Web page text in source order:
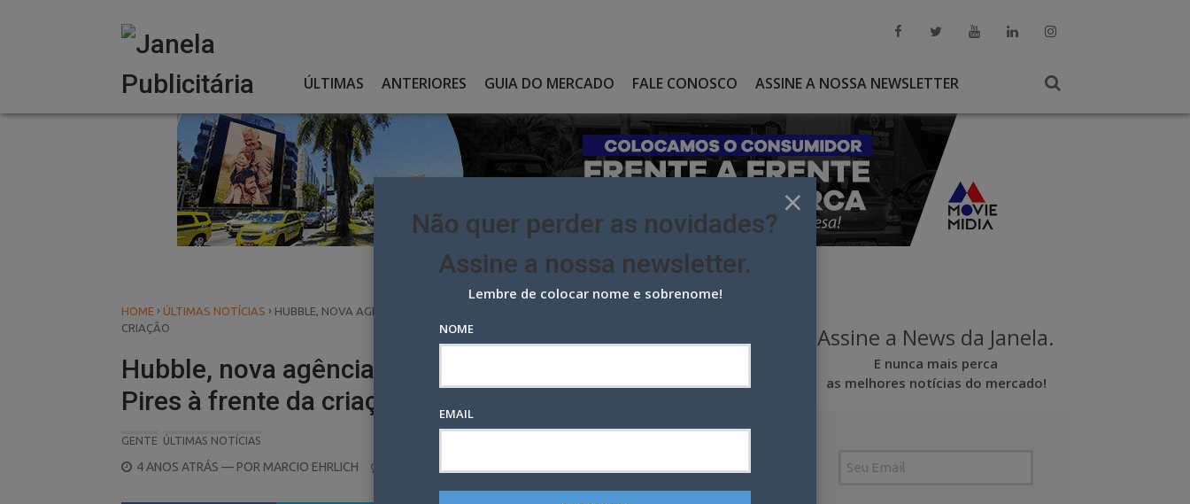
ÚLTIMAS ANTERIORES GUIA DO MERCADO FALE CONOSCO ASSINE A NOSSA NEWSLETTER
HOME › ÚLTIMAS NOTÍCIAS › HUBBLE, NOVA AGÊNCIA DA OI, TERÁ FRED MOREIRA E ARTHUR PIRES À FRENTE DA
CRIAÇÃO
Hubble, nova agência da Oi, terá Fred Moreira e Arthur
Pires à frente da criação
GENTE ÚLTIMAS NOTÍCIAS
POSTED
4 ANOS ATRÁS — POR MARCIO EHRLICH
Assine a News da Janela.
E nunca mais perca
as melhores notícias do mercado!
×
Não quer perder as novidades?
Assine a nossa newsletter.
Lembre de colocar nome e sobrenome!
NOME
EMAIL